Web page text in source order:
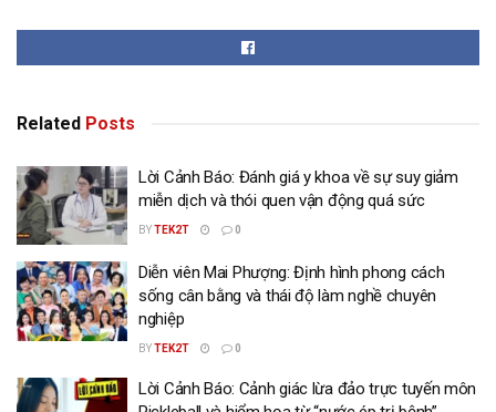
Related Posts
Lời Cảnh Báo: Đánh giá y khoa về sự suy giảm
miễn dịch và thói quen vận động quá sức
BYTEK2T 0
Diễn viên Mai Phượng: Định hình phong cách
sống cân bằng và thái độ làm nghề chuyên
nghiệp
BYTEK2T 0
Lời Cảnh Báo: Cảnh giác lừa đảo trực tuyến môn